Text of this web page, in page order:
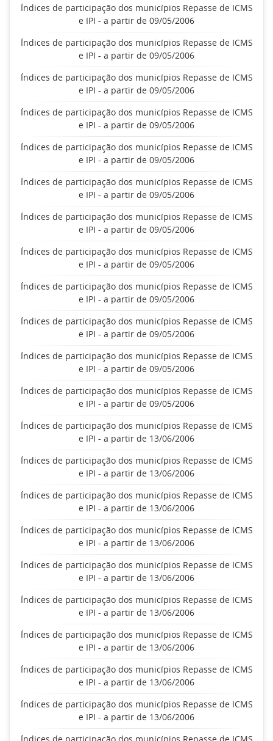
Índices de participação dos municípios Repasse de ICMS
e IPI - a partir de 09/05/2006
Índices de participação dos municípios Repasse de ICMS
e IPI - a partir de 09/05/2006
Índices de participação dos municípios Repasse de ICMS
e IPI - a partir de 09/05/2006
Índices de participação dos municípios Repasse de ICMS
e IPI - a partir de 09/05/2006
Índices de participação dos municípios Repasse de ICMS
e IPI - a partir de 09/05/2006
Índices de participação dos municípios Repasse de ICMS
e IPI - a partir de 09/05/2006
Índices de participação dos municípios Repasse de ICMS
e IPI - a partir de 09/05/2006
Índices de participação dos municípios Repasse de ICMS
e IPI - a partir de 09/05/2006
Índices de participação dos municípios Repasse de ICMS
e IPI - a partir de 09/05/2006
Índices de participação dos municípios Repasse de ICMS
e IPI - a partir de 09/05/2006
Índices de participação dos municípios Repasse de ICMS
e IPI - a partir de 09/05/2006
Índices de participação dos municípios Repasse de ICMS
e IPI - a partir de 09/05/2006
Índices de participação dos municípios Repasse de ICMS
e IPI - a partir de 13/06/2006
Índices de participação dos municípios Repasse de ICMS
e IPI - a partir de 13/06/2006
Índices de participação dos municípios Repasse de ICMS
e IPI - a partir de 13/06/2006
Índices de participação dos municípios Repasse de ICMS
e IPI - a partir de 13/06/2006
Índices de participação dos municípios Repasse de ICMS
e IPI - a partir de 13/06/2006
Índices de participação dos municípios Repasse de ICMS
e IPI - a partir de 13/06/2006
Índices de participação dos municípios Repasse de ICMS
e IPI - a partir de 13/06/2006
Índices de participação dos municípios Repasse de ICMS
e IPI - a partir de 13/06/2006
Índices de participação dos municípios Repasse de ICMS
e IPI - a partir de 13/06/2006